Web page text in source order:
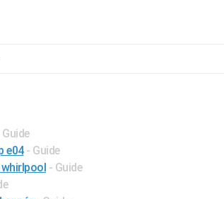
Guide
e04 - Guide
whirlpool - Guide